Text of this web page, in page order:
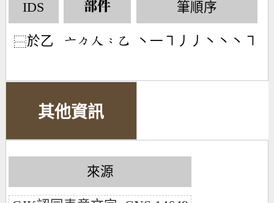
IDS
⿱於乙
部件
󶁂󶀼󶀬󶁆󶀇
筆順序
丶一㇕丿丿丶丶丶㇕
其他資訊
來源